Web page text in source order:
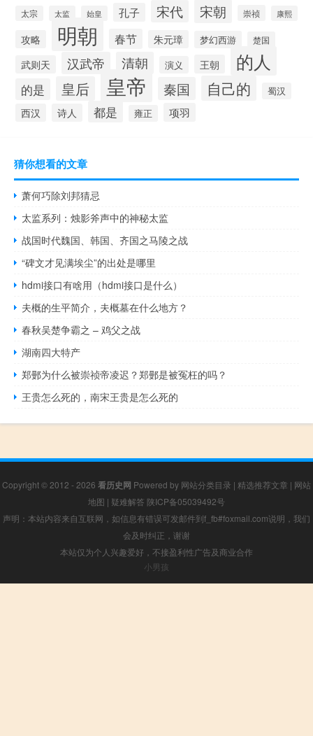
太宗 太监 始皇 孔子 宋代 宋朝 崇祯 康熙
攻略 明朝 春节 朱元璋 梦幻西游 楚国
武则天 汉武帝 清朝 演义 王朝 的人
的是 皇后 皇帝 秦国 自己的 蜀汉
西汉 诗人 都是 雍正 项羽
猜你想看的文章
萧何巧除刘邦猜忌
太监系列：烛影斧声中的神秘太监
战国时代魏国、韩国、齐国之马陵之战
“碑文才见满埃尘”的出处是哪里
hdmi接口有啥用（hdmi接口是什么）
夫概的生平简介，夫概墓在什么地方？
春秋吴楚争霸之 – 鸡父之战
湖南四大特产
郑鄤为什么被崇祯帝凌迟？郑鄤是被冤枉的吗？
王贵怎么死的，南宋王贵是怎么死的
Copyright © 2012 - 2026 看历史网 Powered by 网站分类目录 | 精选推荐文章 | 网站
地图 | 疑难解答 陕ICP备05039492号
声明：本站内容来自互联网，如信息有错误可发邮件到f_fb#foxmail.com说明，我们
会及时纠正，谢谢
本站仅为个人兴趣爱好，不接盈利性广告及商业合作
小男孩